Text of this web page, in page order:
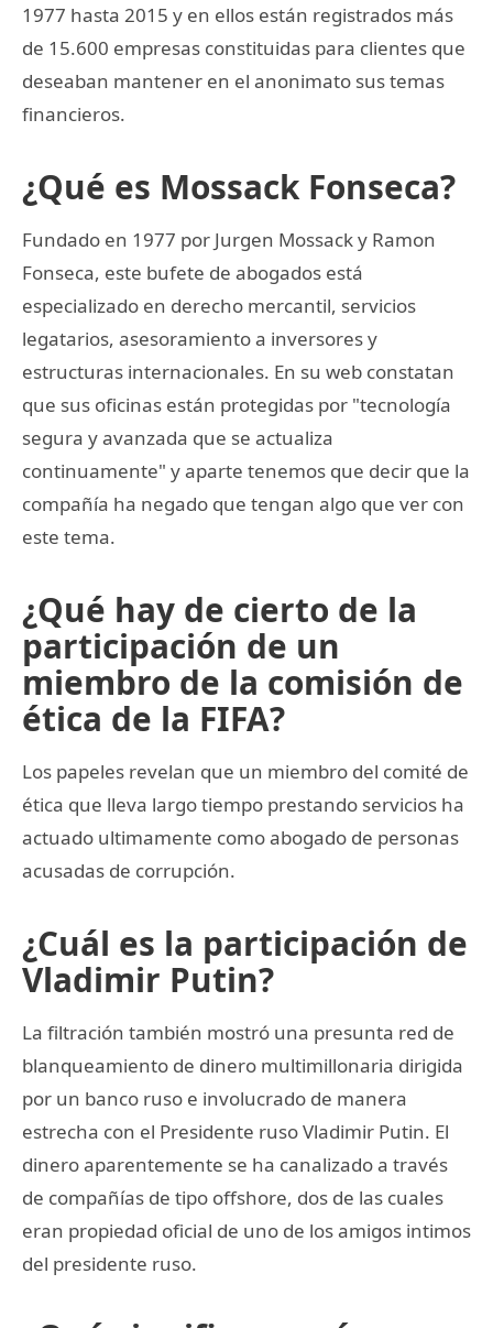
1977 hasta 2015 y en ellos están registrados más
de 15.600 empresas constituidas para clientes que
deseaban mantener en el anonimato sus temas
financieros.
¿Qué es Mossack Fonseca?
Fundado en 1977 por Jurgen Mossack y Ramon
Fonseca, este bufete de abogados está
especializado en derecho mercantil, servicios
legatarios, asesoramiento a inversores y
estructuras internacionales. En su web constatan
que sus oficinas están protegidas por "tecnología
segura y avanzada que se actualiza
continuamente" y aparte tenemos que decir que la
compañía ha negado que tengan algo que ver con
este tema.
¿Qué hay de cierto de la
participación de un
miembro de la comisión de
ética de la FIFA?
Los papeles revelan que un miembro del comité de
ética que lleva largo tiempo prestando servicios ha
actuado ultimamente como abogado de personas
acusadas de corrupción.
¿Cuál es la participación de
Vladimir Putin?
La filtración también mostró una presunta red de
blanqueamiento de dinero multimillonaria dirigida
por un banco ruso e involucrado de manera
estrecha con el Presidente ruso Vladimir Putin. El
dinero aparentemente se ha canalizado a través
de compañías de tipo offshore, dos de las cuales
eran propiedad oficial de uno de los amigos intimos
del presidente ruso.